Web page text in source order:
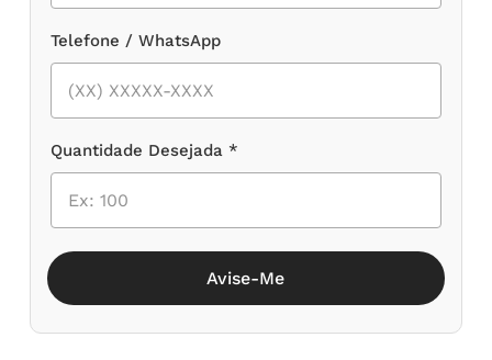
Telefone / WhatsApp
Quantidade Desejada *
Avise-Me